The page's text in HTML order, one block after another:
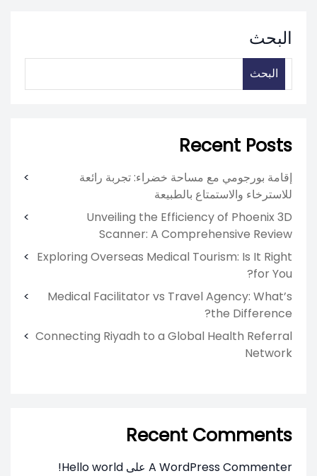
البحث
البحث
Recent Posts
إقامة بورجومي مع مساحة خضراء: تجربة رائعة
للاسترخاء والاستمتاع بالطبيعة
Unveiling the Efficiency of Phoenix 3D
Scanner: A Comprehensive Review
Exploring Overseas Medical Tourism: Is It Right
for You?
Medical Facilitator vs Travel Agency: What’s
the Difference?
Connecting Riyadh to a Global Health Referral
Network
Recent Comments
A WordPress Commenter على Hello world!